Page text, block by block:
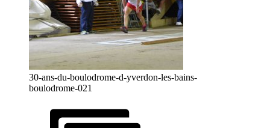
30-ans-du-boulodrome-d-yverdon-les-bains-
boulodrome-021